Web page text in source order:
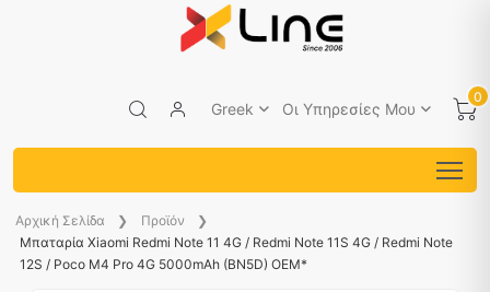
Greek Οι Υπηρεσίες Μου
0
Aρχική Σελίδα
Προϊόν
Μπαταρία Xiaomi Redmi Note 11 4G / Redmi Note 11S 4G / Redmi Note
12S / Poco M4 Pro 4G 5000mAh (BN5D) OEM*